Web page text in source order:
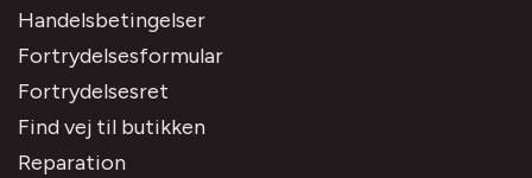
Handelsbetingelser
Fortrydelsesformular
Fortrydelsesret
Find vej til butikken
Reparation